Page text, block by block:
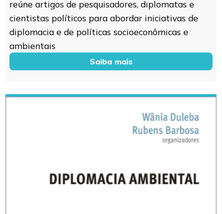
reúne artigos de pesquisadores, diplomatas e
cientistas políticos para abordar iniciativas de
diplomacia e de políticas socioeconômicas e
ambientais
Saiba mais